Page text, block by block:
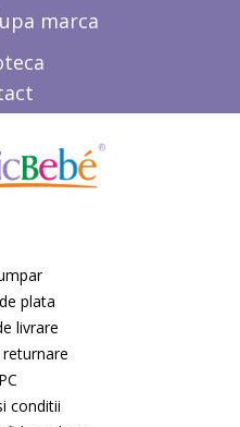
marca
plata
livrare
conditii